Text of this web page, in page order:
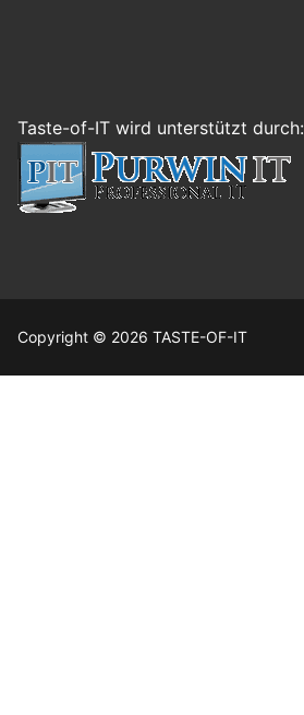
Taste-of-IT wird unterstützt durch:
Copyright © 2026 TASTE-OF-IT